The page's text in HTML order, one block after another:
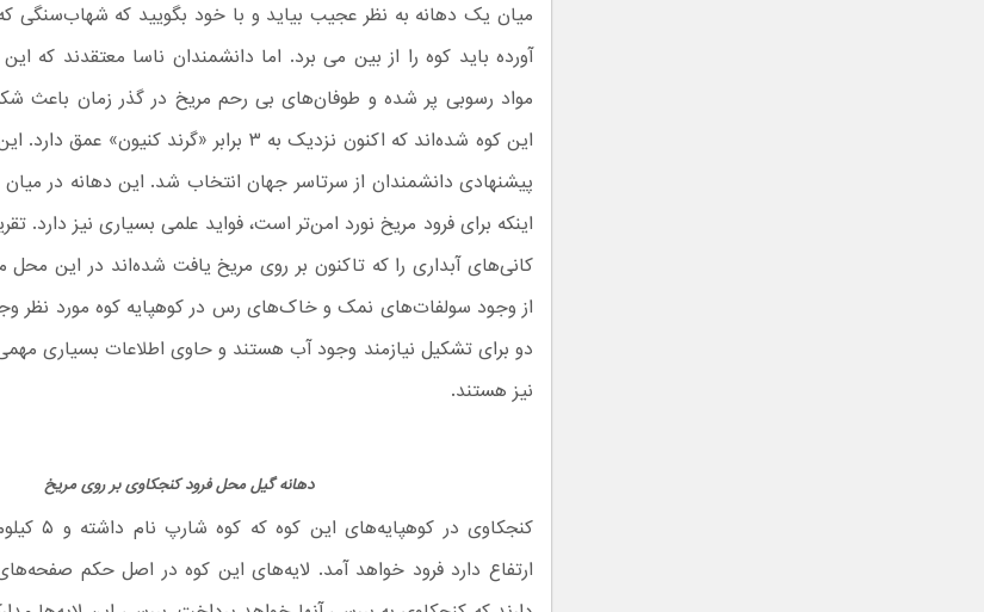
میان یک دهانه به نظر عجیب بیاید و با خود بگویید که شهاب‌سنگی
آورده باید کوه را از بین می برد. اما دانشمندان ناسا معتقدند که
مواد رسوبی پر شده و طوفان‌های بی رحم مریخ در گذر زمان باعث
پیشنهادی دانشمندان از سرتاسر جهان انتخاب شد. این دهانه در میان
اینکه برای فرود مریخ نورد امن‌تر است، فواید علمی بسیاری نیز دارد.
کانی‌های آبداری را که تاکنون بر روی مریخ یافت شده‌اند در این
از وجود سولفات‌های نمک و خاک‌های رس در کوهپایه کوه مورد نظر
دو برای تشکیل نیازمند وجود آب هستند و حاوی اطلاعات بسیاری
نیز هستند.
دهانه گیل محل فرود کنجکاوی بر روی مریخ
کنجکاوی در
ارتفاع دارد فرود خواهد آمد. لایه‌های این کوه در اصل حکم